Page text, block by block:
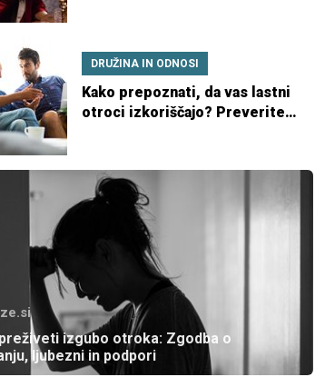
DRUŽINA IN ODNOSI
Kako prepoznati, da vas lastni
otroci izkoriščajo? Preverite
izgubo otroka: Zgodba o
ljubezni in podpori